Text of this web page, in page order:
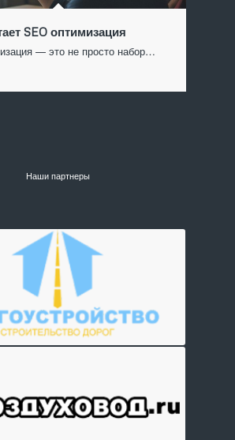
SEO оптимизация
— это не просто набор…
Наши партнеры